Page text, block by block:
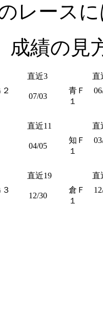
レース
績の見
直近3 直
07/03
青Ｆ
１
直近11 直
04/05
知Ｆ
１
直近19 直
12/30
倉Ｆ
１